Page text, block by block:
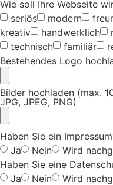
Wie soll Ihre Webseite
seriös
modern
kreativ
handwerklich
technisch
familiär
Bestehendes Logo
Bilder hochladen (max.
JPG, JPEG, PNG)
Haben Sie ein
Ja
Nein
Wird
Haben Sie eine
Ja
Nein
Wird